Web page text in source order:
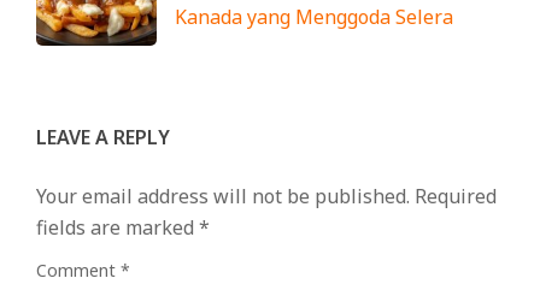
Kanada yang Menggoda Selera
LEAVE A REPLY
Your email address will not be published. Required
fields are marked *
Comment *